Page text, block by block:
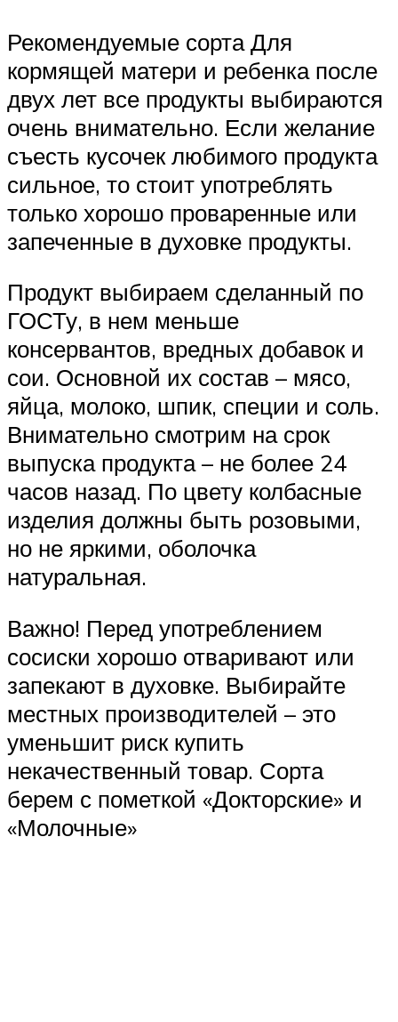
Рекомендуемые сорта Для
кормящей матери и ребенка после
двух лет все продукты выбираются
очень внимательно. Если желание
съесть кусочек любимого продукта
сильное, то стоит употреблять
только хорошо проваренные или
запеченные в духовке продукты.
Продукт выбираем сделанный по
ГОСТу, в нем меньше
консервантов, вредных добавок и
сои. Основной их состав – мясо,
яйца, молоко, шпик, специи и соль.
Внимательно смотрим на срок
выпуска продукта – не более 24
часов назад. По цвету колбасные
изделия должны быть розовыми,
но не яркими, оболочка
натуральная.
Важно! Перед употреблением
сосиски хорошо отваривают или
запекают в духовке. Выбирайте
местных производителей – это
уменьшит риск купить
некачественный товар. Сорта
берем с пометкой «Докторские» и
«Молочные»